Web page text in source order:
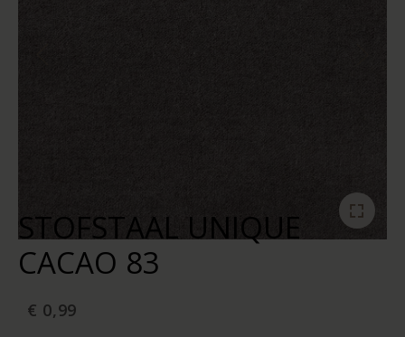
STOFSTAAL UNIQUE
CACAO 83
€ 0,99